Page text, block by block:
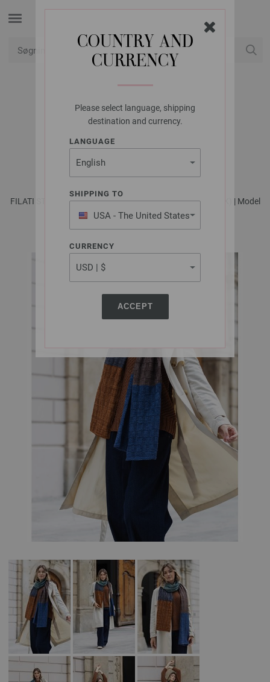
COUNTRY AND
CURRENCY
Please select language, shipping
destination and currency.
LANGUAGE
SHIPPING TO
USA - The United States
of America
CURRENCY
ACCEPT
FILATI STUDIO
SCARF COOL WOOL
VINTAGE
FILATI STUDIO No. 3 - Magasin (DE) + Strikkeopskrifter (DK) | Model
20